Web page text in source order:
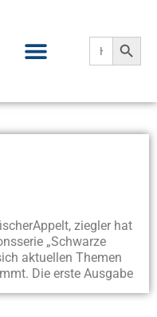
Search
for:
ziegler hat
„Schwarze
aktuellen Themen
Die erste Ausgabe